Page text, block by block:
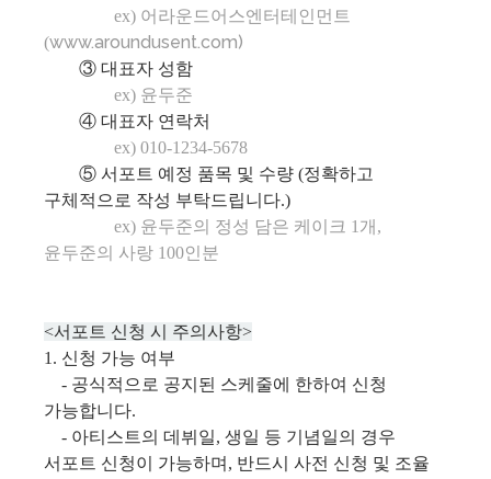
ex) 어라운드어스엔터테인먼트
(www.aroundusent.com)
③ 대표자 성함
ex) 윤두준
④ 대표자 연락처
ex) 010-1234-5678
⑤ 서포트 예정 품목 및 수량 (정확하고
구체적으로 작성 부탁드립니다.)
ex) 윤두준의 정성 담은 케이크 1개,
윤두준의 사랑 100인분
<서포트 신청 시 주의사항>
1. 신청 가능 여부
- 공식적으로 공지된 스케줄에 한하여 신청
가능합니다.
- 아티스트의 데뷔일, 생일 등 기념일의 경우
서포트 신청이 가능하며, 반드시 사전 신청 및 조율